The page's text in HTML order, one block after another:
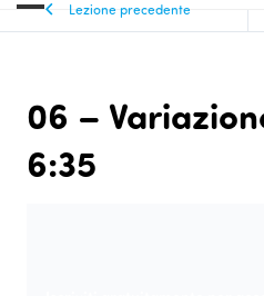
Lezione precedente
06 –
6:35